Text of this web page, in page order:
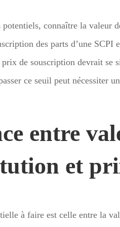
potentiels, connaître la valeur
des parts d’une SCPI
de souscription devrait se
ce seuil peut nécessiter
entre
et
à faire est celle entre la